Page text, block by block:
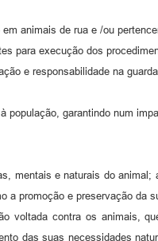
animais de rua e /ou
para execução dos
e responsabilidade na
garantindo num
mentais e naturais do
a promoção e preservação da
voltada contra os animais,
das suas necessidades